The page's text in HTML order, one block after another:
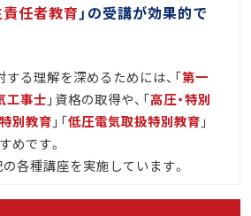
責任者教育」の受講が効果的で
する理解を深めるためには、「第一
工事士 」資格の取得や、「高圧・特別
別教育 」「低圧電気取扱特別教育 」
めです。
各種講座を実施しています。